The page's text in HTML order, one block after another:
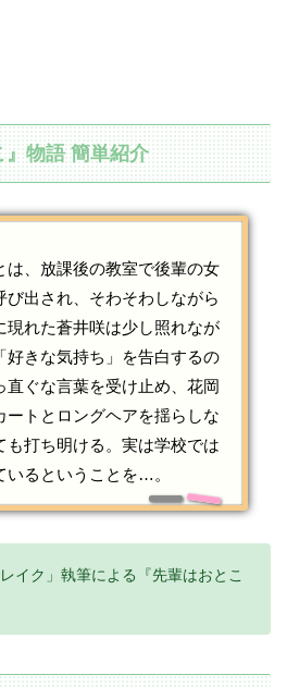
物語 簡単紹介
は、放課後の教室で後輩の女
び出され、そわそわしながら
現れた蒼井咲は少し照れなが
好きな気持ち」を告白するの
直ぐな言葉を受け止め、花岡
ートとロングヘアを揺らしな
も打ち明ける。実は学校では
いるということを…。
イク」執筆による『先輩はおとこ